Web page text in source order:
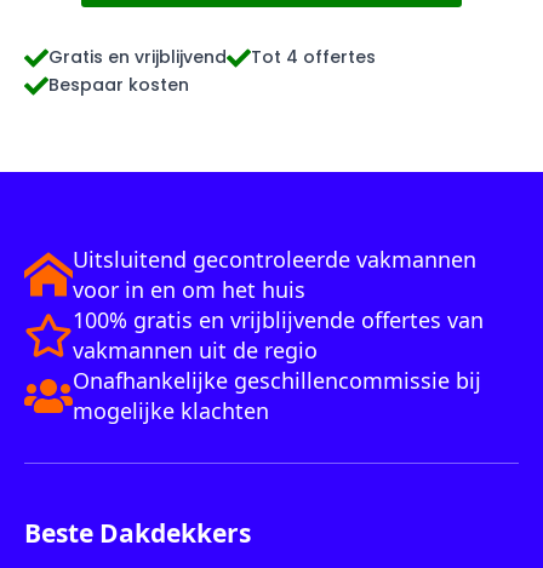
Gratis en vrijblijvend
Tot 4 offertes
Bespaar kosten
Uitsluitend gecontroleerde vakmannen
voor in en om het huis
100% gratis en vrijblijvende offertes van
vakmannen uit de regio
Onafhankelijke geschillencommissie bij
mogelijke klachten
Beste Dakdekkers